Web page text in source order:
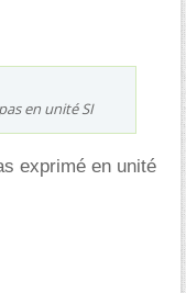
en unité SI
exprimé en unité